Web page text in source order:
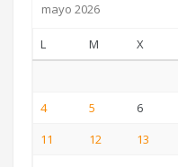
mayo 2026
L M X
4
5 6
11
12 13